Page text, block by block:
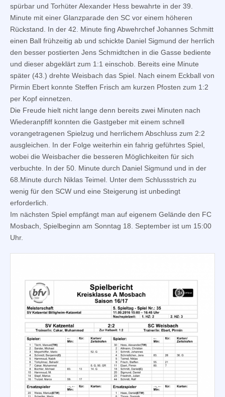
spürbar und Torhüter Alexander Hess bewahrte in der 39.
Minute mit einer Glanzparade den SC vor einem höheren
Rückstand. In der 42. Minute fing Abwehrchef Johannes Schmitt
einen Ball frühzeitig ab und schickte Daniel Sigmund der herrlich
den besser postierten Jens Schmidtchen in die Gasse bediente
und dieser abgeklärt zum 1:1 einschob. Bereits eine Minute
später (43.) drehte Weisbach das Spiel. Nach einem Eckball von
Pirmin Ebert konnte Steffen Frisch am kurzen Pfosten zum 1:2
per Kopf einnetzen.
Die Freude hielt nicht lange denn bereits zwei Minuten nach
Wiederanpfiff konnten die Gastgeber mit einem schnell
vorangetragenen Spielzug und herrlichem Abschluss zum 2:2
ausgleichen. In der Folge weiterhin ein fahrig geführtes Spiel,
wobei die Weisbacher die besseren Möglichkeiten für sich
verbuchte. In der 50. Minute durch Daniel Sigmund und in der
68.Minute durch Niklas Teimel. Unter dem Schlussstrich zu
wenig für den SCW und eine Steigerung ist unbedingt
erforderlich.
Im nächsten Spiel empfängt man auf eigenem Gelände den FC
Mosbach, Spielbeginn am Sonntag 18. September ist um 15:00
Uhr.